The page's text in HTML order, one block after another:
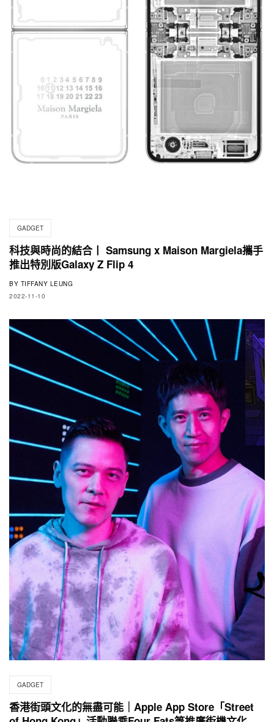
GADGET
科技與時尚的結合丨 Samsung x Maison Margiela攜手
推出特別版Galaxy Z Flip 4
BY TIFFANY LEUNG
2022-11-10
GADGET
香港街頭文化的無盡可能｜Apple App Store「Street